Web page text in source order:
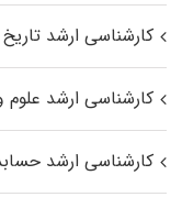
کارشناسی ارشد تاریخ
کارشناسی ارشد علوم
کارشناسی ارشد